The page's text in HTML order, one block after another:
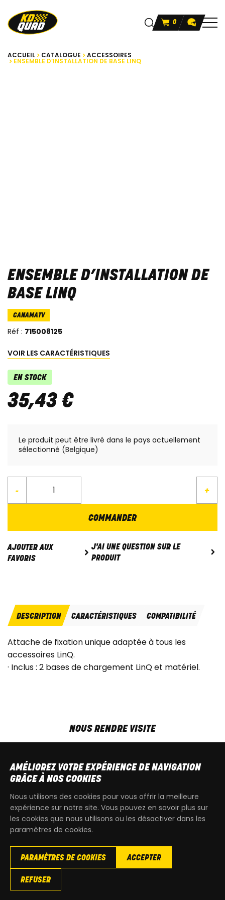
0
ACCUEIL CATALOGUE ACCESSOIRES
ENSEMBLE D’INSTALLATION DE BASE LINQ
ENSEMBLE D’INSTALLATION DE
BASE LINQ
CANAMATV
Réf : 715008125
VOIR LES CARACTÉRISTIQUES
EN STOCK
35,43 €
Le produit peut être livré dans le pays actuellement
sélectionné (Belgique)
- +
COMMANDER
AJOUTER AUX
FAVORIS
J'AI UNE QUESTION SUR LE
PRODUIT
DESCRIPTION CARACTÉRISTIQUES COMPATIBILITÉ
Attache de fixation unique adaptée à tous les
accessoires LinQ.
· Inclus : 2 bases de chargement LinQ et matériel.
NOUS RENDRE VISITE
SAM9h00 - 13h30
T+32 64 700 970
Copyright© 2026 KdQuad. Tous droits reservés |
Cookies
AMÉLIOREZ VOTRE EXPÉRIENCE DE NAVIGATION
GRÂCE À NOS COOKIES
Nous utilisons des cookies pour vous offrir la meilleure
expérience sur notre site. Vous pouvez en savoir plus sur
les cookies que nous utilisons ou les désactiver dans les
paramètres de cookies.
PARAMÈTRES DE COOKIES ACCEPTER
REFUSER